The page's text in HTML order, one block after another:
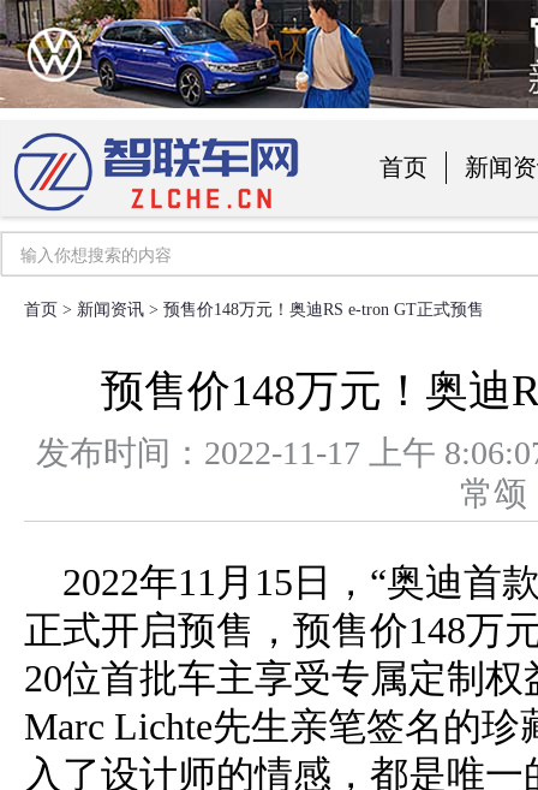
首页 新闻
首页 > 新闻资讯 > 预售价148万元！奥迪RS e-tron GT正式预售
预售价148万元！奥迪
发布时间：2022-11-17 上午
常
2022年11月15日，“奥迪首
正式开启预售，预售价148万
20位首批车主享受专属定制
Marc Lichte先生亲笔签名的
入了设计师的情感，都是唯